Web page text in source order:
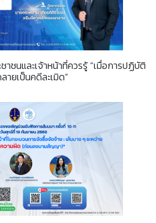
ชนและเจ้าหน้าที่ควรรู้ “เมื่อการปฏิบัติ
ายเป็นคดีละเมิด”